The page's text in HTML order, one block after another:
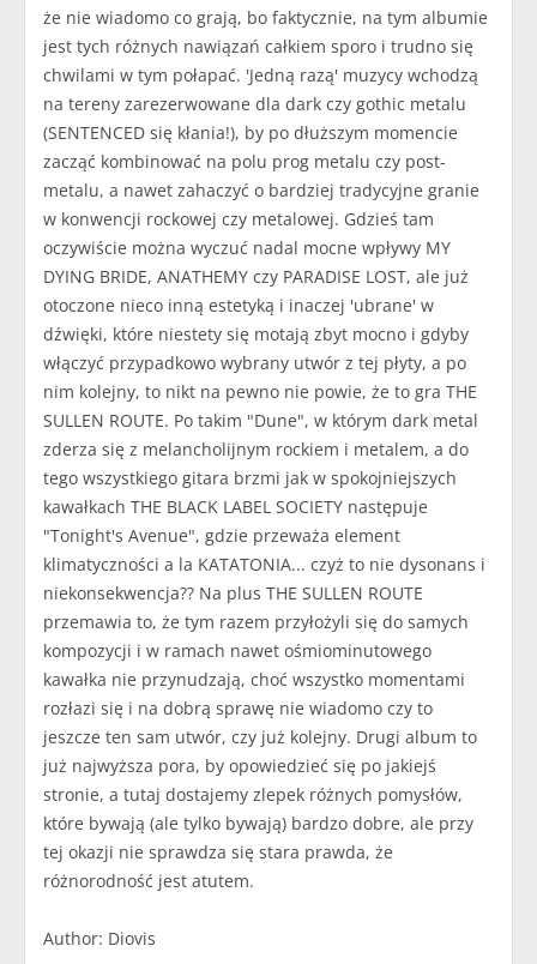
że nie wiadomo co grają, bo faktycznie, na tym albumie
jest tych różnych nawiązań całkiem sporo i trudno się
chwilami w tym połapać. 'Jedną razą' muzycy wchodzą
na tereny zarezerwowane dla dark czy gothic metalu
(SENTENCED się kłania!), by po dłuższym momencie
zacząć kombinować na polu prog metalu czy post-
metalu, a nawet zahaczyć o bardziej tradycyjne granie
w konwencji rockowej czy metalowej. Gdzieś tam
oczywiście można wyczuć nadal mocne wpływy MY
DYING BRIDE, ANATHEMY czy PARADISE LOST, ale już
otoczone nieco inną estetyką i inaczej 'ubrane' w
dźwięki, które niestety się motają zbyt mocno i gdyby
włączyć przypadkowo wybrany utwór z tej płyty, a po
nim kolejny, to nikt na pewno nie powie, że to gra THE
SULLEN ROUTE. Po takim "Dune", w którym dark metal
zderza się z melancholijnym rockiem i metalem, a do
tego wszystkiego gitara brzmi jak w spokojniejszych
kawałkach THE BLACK LABEL SOCIETY następuje
"Tonight's Avenue", gdzie przeważa element
klimatyczności a la KATATONIA... czyż to nie dysonans i
niekonsekwencja?? Na plus THE SULLEN ROUTE
przemawia to, że tym razem przyłożyli się do samych
kompozycji i w ramach nawet ośmiominutowego
kawałka nie przynudzają, choć wszystko momentami
rozłazi się i na dobrą sprawę nie wiadomo czy to
jeszcze ten sam utwór, czy już kolejny. Drugi album to
już najwyższa pora, by opowiedzieć się po jakiejś
stronie, a tutaj dostajemy zlepek różnych pomysłów,
które bywają (ale tylko bywają) bardzo dobre, ale przy
tej okazji nie sprawdza się stara prawda, że
różnorodność jest atutem.
Author: Diovis